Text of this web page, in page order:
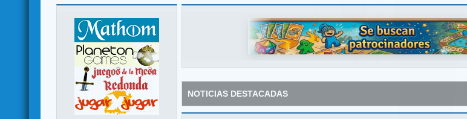
NOTICIAS DESTACADAS